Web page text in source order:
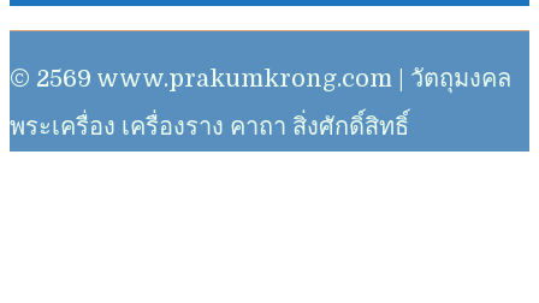
© 2569 www.prakumkrong.com | วัตถุมงคล
พระเครื่อง เครื่องราง คาถา สิ่งศักดิ์สิทธิ์